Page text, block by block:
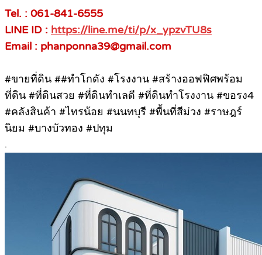
Tel. : 061-841-6555
LINE ID : https://line.me/ti/p/x_ypzvTU8s
Email : phanponna39@gmail.com
#ขายที่ดิน ##ทําโกดัง #โรงงาน #สร้างออฟฟิศพร้อม
ที่ดิน #ที่ดินสวย #ที่ดินทำเลดี #ที่ดินทำโรงงาน #ขอรง4
#คลังสินค้า #ไทรน้อย #นนทบุรี #พื้นที่สีม่วง #ราษฎร์
นิยม #บางบัวทอง #ปทุม
.